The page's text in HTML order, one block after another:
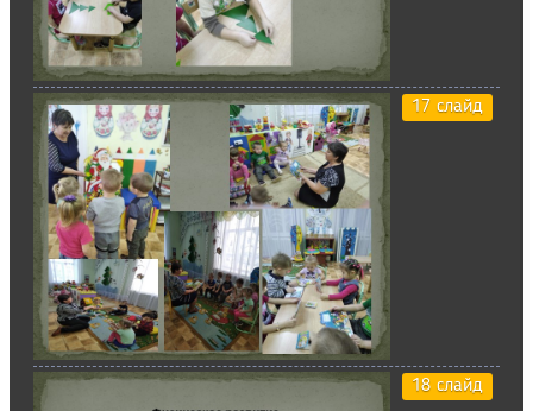
17 слайд
18 слайд